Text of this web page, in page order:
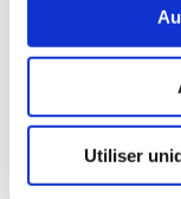
Utiliser
ESPACE
La startup
les voyages